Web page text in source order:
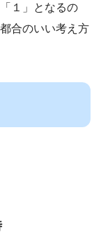
１」となるの
合のいい考え方